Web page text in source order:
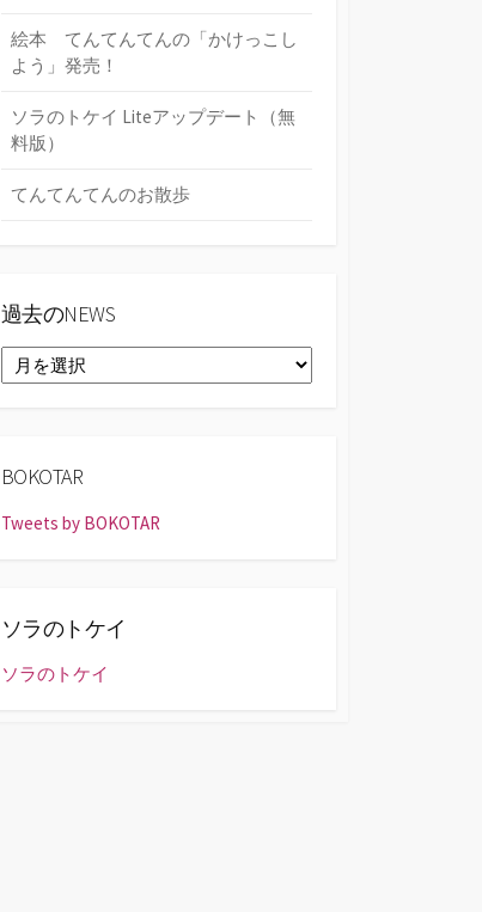
絵本 てんてんてんの「かけっこし
よう」発売！
ソラのトケイ Liteアップデート（無
料版）
てんてんてんのお散歩
過去のNEWS
去
BOKOTAR
Tweets by BOKOTAR
ソラのトケイ
ソラのトケイ